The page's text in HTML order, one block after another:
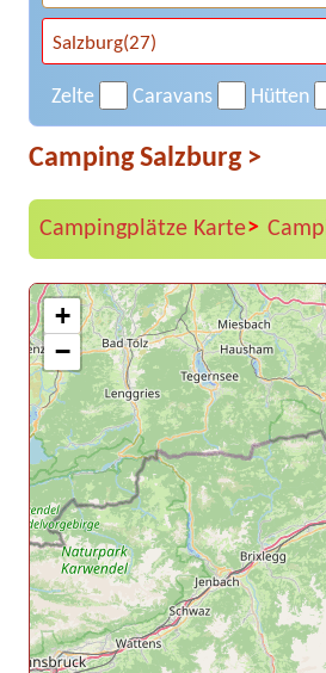
Zelte Caravans Hütten
Camping Salzburg >
Campingplätze Karte>
+
−